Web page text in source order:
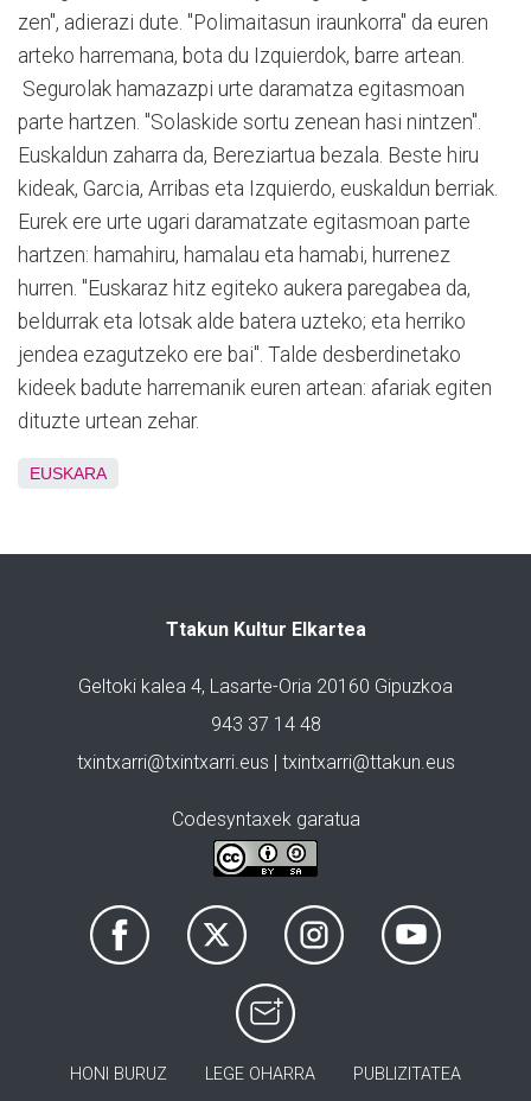
zen", adierazi dute. "Polimaitasun iraunkorra" da euren
arteko harremana, bota du Izquierdok, barre artean.
Segurolak hamazazpi urte daramatza egitasmoan
parte hartzen. "Solaskide sortu zenean hasi nintzen".
Euskaldun zaharra da, Bereziartua bezala. Beste hiru
kideak, Garcia, Arribas eta Izquierdo, euskaldun berriak.
Eurek ere urte ugari daramatzate egitasmoan parte
hartzen: hamahiru, hamalau eta hamabi, hurrenez
hurren. "Euskaraz hitz egiteko aukera paregabea da,
beldurrak eta lotsak alde batera uzteko; eta herriko
jendea ezagutzeko ere bai". Talde desberdinetako
kideek badute harremanik euren artean: afariak egiten
dituzte urtean zehar.
EUSKARA
Ttakun Kultur Elkartea
Geltoki kalea 4, Lasarte-Oria 20160 Gipuzkoa
943 37 14 48
txintxarri@txintxarri.eus | txintxarri@ttakun.eus
Codesyntaxek garatua
HONI BURUZ LEGE OHARRA PUBLIZITATEA